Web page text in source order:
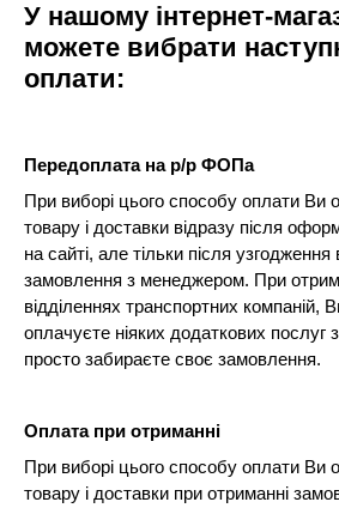
У нашому інтернет-
можете вибрати
оплати:
Передоплата на р/р ФОПа
При виборі цього способу оплати Ви
товару і доставки відразу після
на сайті, але тільки після
замовлення з менеджером. При
відділеннях транспортних компаній,
оплачуєте ніяких додаткових послуг
просто забираєте своє замовлення.
Оплата при отриманні
При виборі цього способу оплати Ви
товару і доставки при отриманні